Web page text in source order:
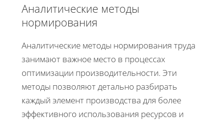
Аналитические методы
нормирования
Аналитические методы нормирования труда
занимают важное место в процессах
оптимизации производительности. Эти
методы позволяют детально разбирать
каждый элемент производства для более
эффективного использования ресурсов и